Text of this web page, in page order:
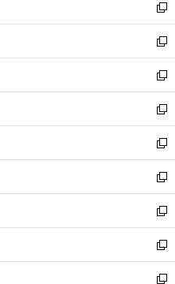
く
で
開
く
ド
ウ
で
開
く
ィ
ン
ド
ウ
で
開
く
新
し
い
ウ
ィ
ン
ド
ウ
で
開
く
新
し
い
ウ
ィ
ン
ド
ウ
で
開
く
新
し
い
ウ
ィ
ン
ド
ウ
で
開
く
新
し
い
ウ
ィ
ン
ド
ウ
で
開
く
新
し
い
ウ
ィ
ン
ド
ウ
で
新
し
い
ウ
ィ
ン
ド
新
し
い
ウ
ィ
新
し
い